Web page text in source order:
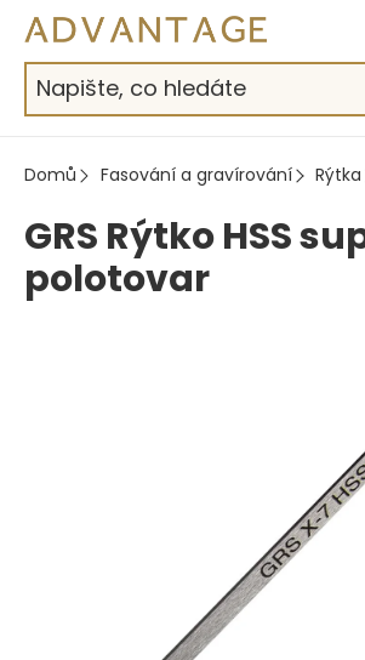
Přejít
obsah
Domů Fasování a gravírování Rýtka
GRS Rýtko HSS
polotovar